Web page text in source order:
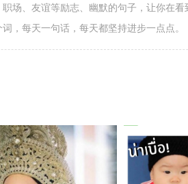
场、友谊等励志、幽默的句子，让你在
，每天一句话，每天都坚持进步一点点。